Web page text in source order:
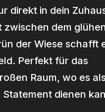
direkt in dein
dem
der Wiese schafft
Perfekt für das
Raum, wo es
dienen